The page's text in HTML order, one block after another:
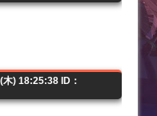
) 18:25:38 ID：